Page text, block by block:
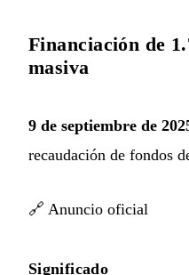
Financiación de
masiva
9 de septiembre de
recaudación de fondos
🔗 Anuncio oficial
Significado